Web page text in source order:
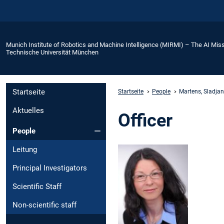
Munich Institute of Robotics and Machine Intelligence (MIRMI) – The AI
Technische Universität München
Startseite
Aktuelles
People
Leitung
Principal Investigators
Scientific Staff
Non-scientific staff
Startseite People Martens,
Officer